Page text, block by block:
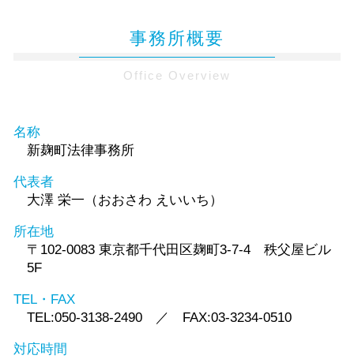
事務所概要
Office Overview
名称
新麹町法律事務所
代表者
大澤 栄一（おおさわ えいいち）
所在地
〒102-0083 東京都千代田区麹町3-7-4 秩父屋ビル
5F
TEL・FAX
TEL:050-3138-2490 ／ FAX:03-3234-0510
対応時間